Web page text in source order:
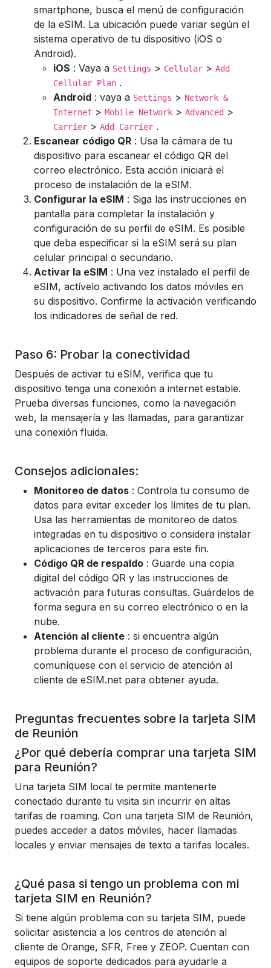
smartphone, busca el menú de configuración
de la eSIM. La ubicación puede variar según el
sistema operativo de tu dispositivo (iOS o
Android).
iOS : Vaya a Settings > Cellular > Add
Cellular Plan .
Android : vaya a Settings > Network &
Internet > Mobile Network > Advanced >
Carrier > Add Carrier .
Escanear código QR : Usa la cámara de tu
dispositivo para escanear el código QR del
correo electrónico. Esta acción iniciará el
proceso de instalación de la eSIM.
Configurar la eSIM : Siga las instrucciones en
pantalla para completar la instalación y
configuración de su perfil de eSIM. Es posible
que deba especificar si la eSIM será su plan
celular principal o secundario.
Activar la eSIM : Una vez instalado el perfil de
eSIM, actívelo activando los datos móviles en
su dispositivo. Confirme la activación verificando
los indicadores de señal de red.
Paso 6: Probar la conectividad
Después de activar tu eSIM, verifica que tu
dispositivo tenga una conexión a internet estable.
Prueba diversas funciones, como la navegación
web, la mensajería y las llamadas, para garantizar
una conexión fluida.
Consejos adicionales:
Monitoreo de datos : Controla tu consumo de
datos para evitar exceder los límites de tu plan.
Usa las herramientas de monitoreo de datos
integradas en tu dispositivo o considera instalar
aplicaciones de terceros para este fin.
Código QR de respaldo : Guarde una copia
digital del código QR y las instrucciones de
activación para futuras consultas. Guárdelos de
forma segura en su correo electrónico o en la
nube.
Atención al cliente : si encuentra algún
problema durante el proceso de configuración,
comuníquese con el servicio de atención al
cliente de eSIM.net para obtener ayuda.
Preguntas frecuentes sobre la tarjeta SIM
de Reunión
¿Por qué debería comprar una tarjeta SIM
para Reunión?
Una tarjeta SIM local te permite mantenerte
conectado durante tu visita sin incurrir en altas
tarifas de roaming. Con una tarjeta SIM de Reunión,
puedes acceder a datos móviles, hacer llamadas
locales y enviar mensajes de texto a tarifas locales.
¿Qué pasa si tengo un problema con mi
tarjeta SIM en Reunión?
Si tiene algún problema con su tarjeta SIM, puede
solicitar asistencia a los centros de atención al
cliente de Orange, SFR, Free y ZEOP. Cuentan con
equipos de soporte dedicados para ayudarle a